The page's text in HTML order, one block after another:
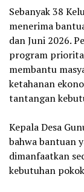
‎Sebanyak 38
menerima
dan Juni 2026.
program
membantu
ketahanan
tantangan
‎Kepala Desa
bahwa bantuan
dimanfaatkan
kebutuhan